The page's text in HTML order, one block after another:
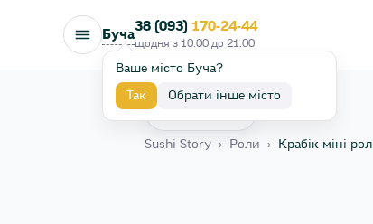
Буча
Ваше місто Буча?
Так Обрати інше місто
38 (093) 170-24-44
щодня з 10:00 до 21:00
Sushi Story › Роли › Крабік міні рол